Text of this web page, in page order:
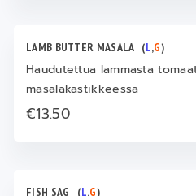
LAMB BUTTER MASALA (L,G)
Haudutettua lammasta
masalakastikkeessa
€13.50
FISH SAG (L,G)